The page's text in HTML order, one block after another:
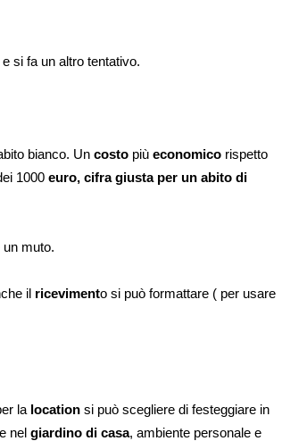
si fa un altro tentativo.
bianco. Un costo più economico rispetto
1000 euro, cifra giusta per un abito di
muto.
il ricevimento si può formattare ( per usare
la location si può scegliere di festeggiare in
nel giardino di casa, ambiente personale e